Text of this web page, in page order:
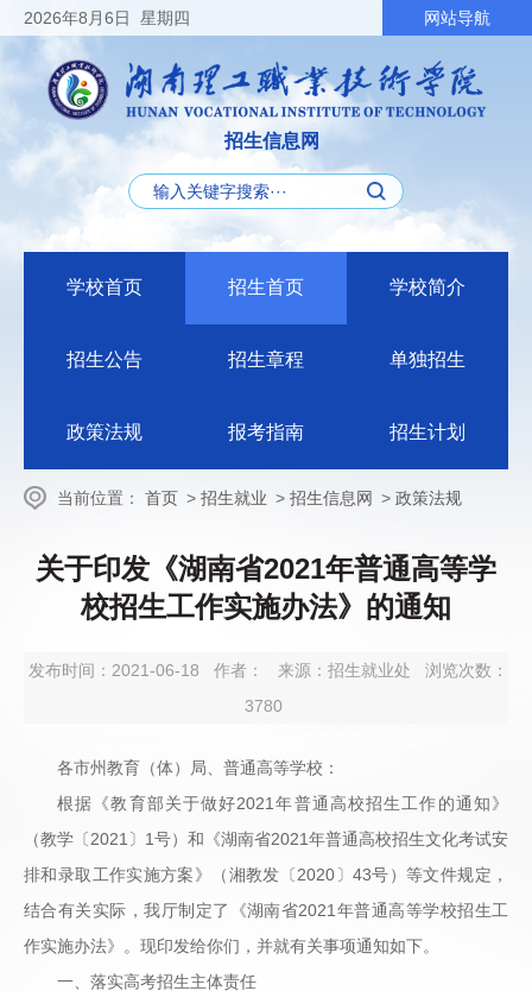
2026年8月6日 星期四 网站导航
招生信息网
学校首页 招生首页 学校简介
招生公告 招生章程 单独招生
政策法规 报考指南 招生计划
当前位置： 首页 > 招生就业 > 招生信息网 > 政策法规
关于印发《湖南省2021年普通高等学
校招生工作实施办法》的通知
发布时间：2021-06-18 作者： 来源：招生就业处
浏览次数：
3780
各市州教育（体）局、普通高等学校：
根据《教育部关于做好2021年普通高校招生工作的通知》
（教学〔2021〕1号）和《湖南省2021年普通高校招生文化考试安
排和录取工作实施方案》（湘教发〔2020〕43号）等文件规定，
结合有关实际，我厅制定了《湖南省2021年普通高等学校招生工
作实施办法》。现印发给你们，并就有关事项通知如下。
一、落实高考招生主体责任